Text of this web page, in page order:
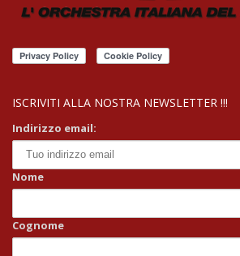
ISCRIVITI ALLA NOSTRA NEWSLETTER !!!
Indirizzo email:
Nome
Cognome